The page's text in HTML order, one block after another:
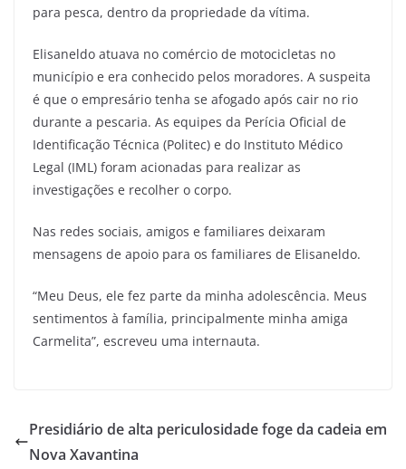
para pesca, dentro da propriedade da vítima.
Elisaneldo atuava no comércio de motocicletas no
município e era conhecido pelos moradores. A suspeita
é que o empresário tenha se afogado após cair no rio
durante a pescaria. As equipes da Perícia Oficial de
Identificação Técnica (Politec) e do Instituto Médico
Legal (IML) foram acionadas para realizar as
investigações e recolher o corpo.
Nas redes sociais, amigos e familiares deixaram
mensagens de apoio para os familiares de Elisaneldo.
“Meu Deus, ele fez parte da minha adolescência. Meus
sentimentos à família, principalmente minha amiga
Carmelita”, escreveu uma internauta.
Presidiário de alta periculosidade foge da cadeia em
Nova Xavantina